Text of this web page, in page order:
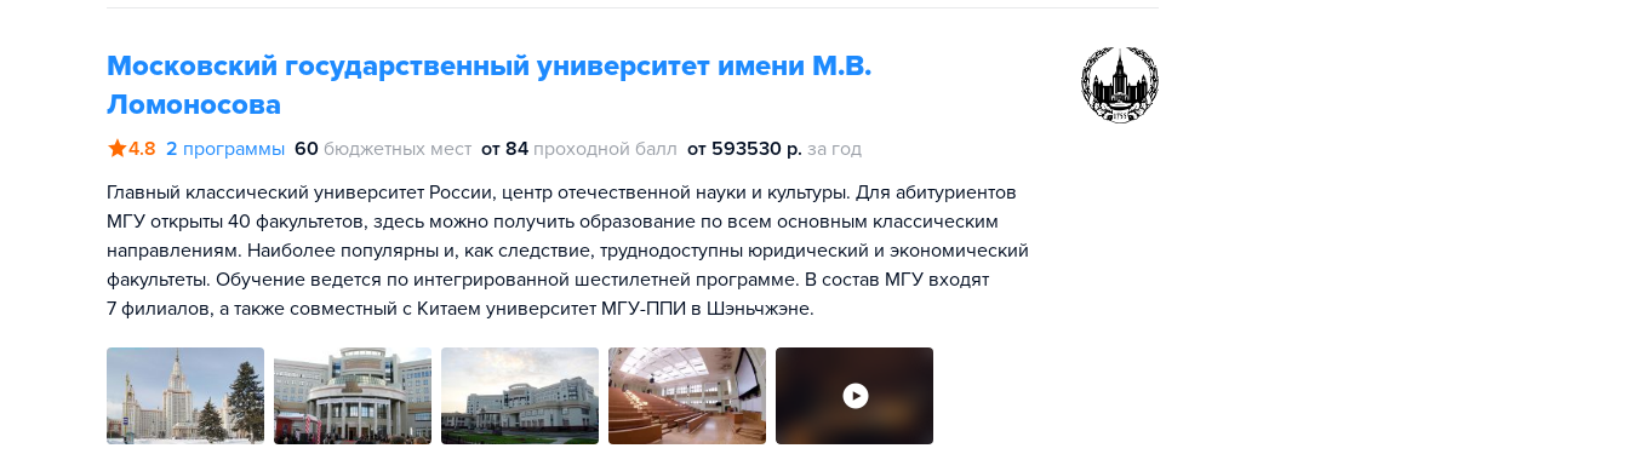
Московский государственный университет имени М.В.
Ломоносова
4.8 2 программы 60 бюджетных мест от 84 проходной балл от 593530 р. за год
Главный классический университет России, центр отечественной науки и культуры. Для абитуриентов
МГУ открыты 40 факультетов, здесь можно получить образование по всем основным классическим
направлениям. Наиболее популярны и, как следствие, труднодоступны юридический и экономический
факультеты. Обучение ведется по интегрированной шестилетней программе. В состав МГУ входят
7 филиалов, а также совместный с Китаем университет МГУ-ППИ в Шэньчжэне.